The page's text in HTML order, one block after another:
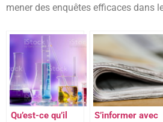
mener des enquêtes efficaces dans
Qu’est-ce qu’il
S’informer avec